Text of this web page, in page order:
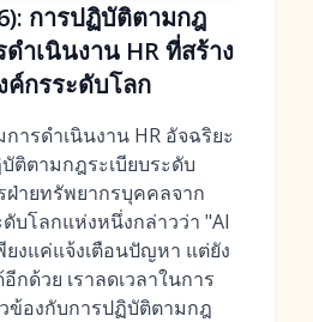
การปฏิบัติตามกฎ
ำเนินงาน HR ที่สร้าง
ค์กรระดับโลก
ารดำเนินงาน HR อัจฉริยะ
ติตามกฎระเบียบระดับ
ฝ่ายทรัพยากรบุคคลจาก
บโลกแห่งหนึ่งกล่าวว่า "AI
ยงแค่แจ้งเตือนปัญหา แต่ยัง
ด้วย เราลดเวลาในการ
ข้องกับการปฏิบัติตามกฎ